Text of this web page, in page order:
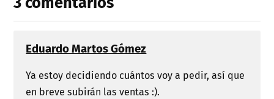
Eduardo Martos Gómez
Ya estoy decidiendo cuántos voy a pedir, así que
en breve subirán las ventas :).